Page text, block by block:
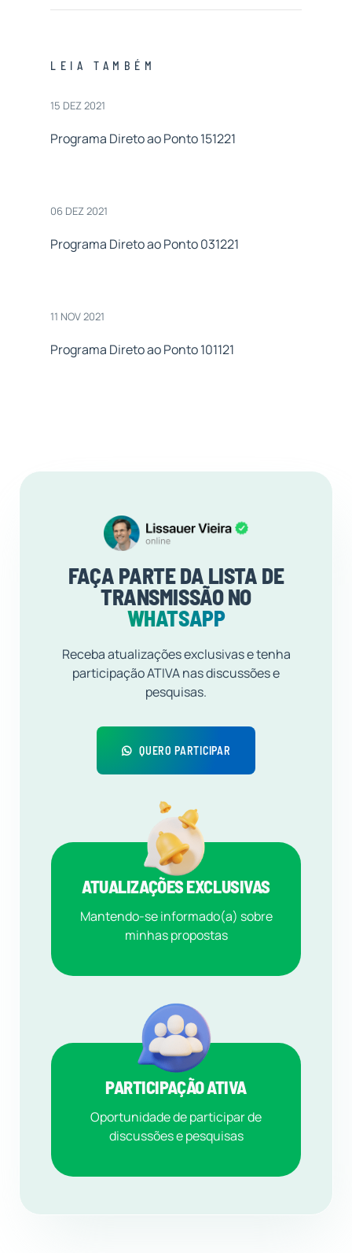
LEIA TAMBÉM
15 DEZ 2021
Programa Direto ao Ponto 151221
06 DEZ 2021
Programa Direto ao Ponto 031221
11 NOV 2021
Programa Direto ao Ponto 101121
FAÇA PARTE DA LISTA DE
TRANSMISSÃO NO
WHATSAPP
Receba atualizações exclusivas e tenha
participação ATIVA nas discussões e
pesquisas.
QUERO PARTICIPAR
ATUALIZAÇÕES EXCLUSIVAS
Mantendo-se informado(a) sobre
minhas propostas
PARTICIPAÇÃO ATIVA
Oportunidade de participar de
discussões e pesquisas